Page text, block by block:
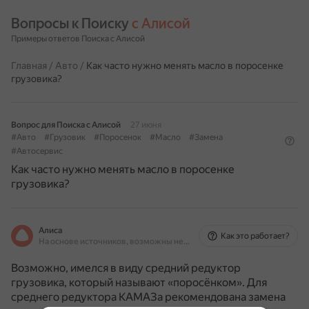
Вопросы к Поиску с Алисой
Примеры ответов Поиска с Алисой
Главная / Авто / Как часто нужно менять масло в поросенке
грузовика?
Вопрос для Поиска с Алисой
27 июня
#Авто
#Грузовик #Поросенок #Масло
#Замена
#Автосервис
Как часто нужно менять масло в поросенке
грузовика?
Алиса
На основе источников, возможны неточности
Как это работает?
Возможно, имелся в виду средний редуктор
грузовика, который называют «поросёнком». Для
среднего редуктора КАМАЗа рекомендована замена